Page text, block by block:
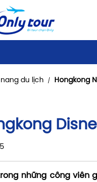
du lịch / Hongkong
những công viên